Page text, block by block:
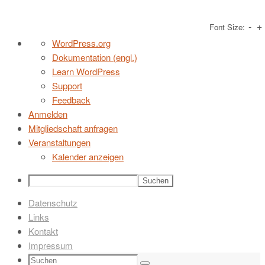
Zum
Über
WordPress
WordPress.org
Dokumentation (engl.)
Learn WordPress
Support
Feedback
Anmelden
Mitgliedschaft anfragen
Veranstaltungen
Kalender anzeigen
Suchen
Datenschutz
Links
Kontakt
Impressum
Suchen
Font Size: - +